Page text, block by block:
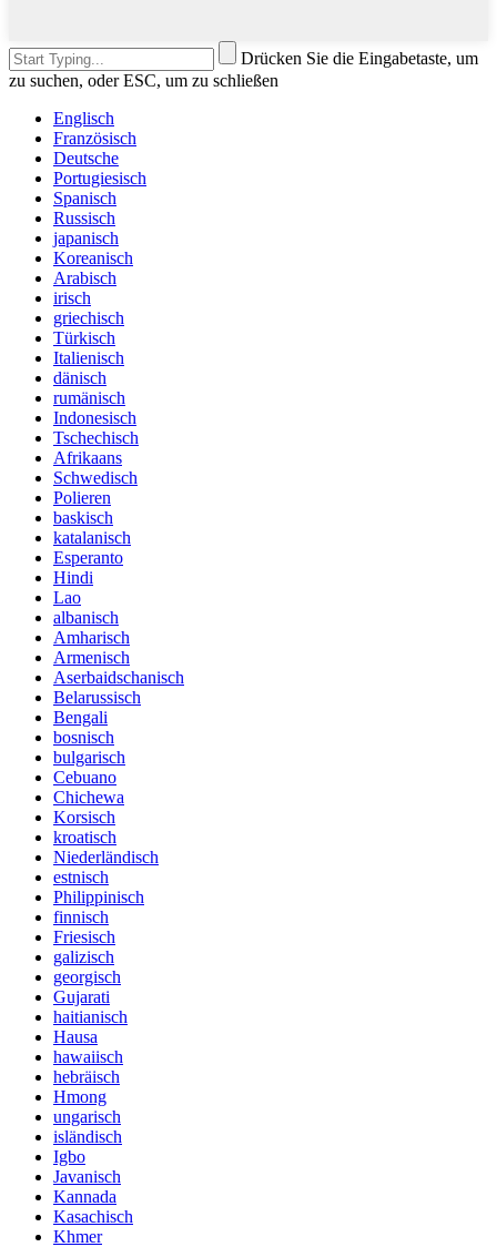
Drücken Sie die Eingabetaste, um
zu suchen, oder ESC, um zu schließen
Englisch
Französisch
Deutsche
Portugiesisch
Spanisch
Russisch
japanisch
Koreanisch
Arabisch
irisch
griechisch
Türkisch
Italienisch
dänisch
rumänisch
Indonesisch
Tschechisch
Afrikaans
Schwedisch
Polieren
baskisch
katalanisch
Esperanto
Hindi
Lao
albanisch
Amharisch
Armenisch
Aserbaidschanisch
Belarussisch
Bengali
bosnisch
bulgarisch
Cebuano
Chichewa
Korsisch
kroatisch
Niederländisch
estnisch
Philippinisch
finnisch
Friesisch
galizisch
georgisch
Gujarati
haitianisch
Hausa
hawaiisch
hebräisch
Hmong
ungarisch
isländisch
Igbo
Javanisch
Kannada
Kasachisch
Khmer